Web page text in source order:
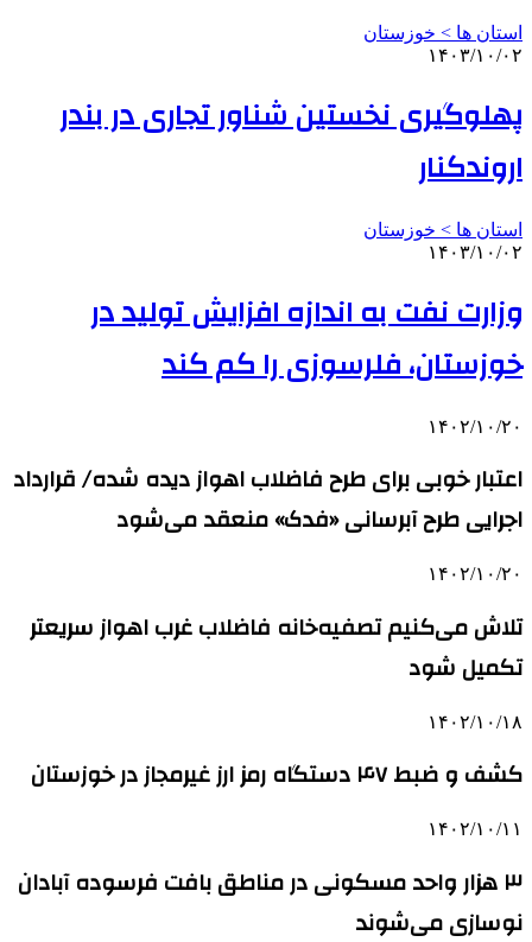
استان ها > خوزستان
۱۴۰۳/۱۰/۰۲
پهلوگیری نخستین شناور تجاری در بندر
اروندکنار
استان ها > خوزستان
۱۴۰۳/۱۰/۰۲
وزارت نفت به اندازه افزایش تولید در
خوزستان، فلرسوزی را کم کند
۱۴۰۲/۱۰/۲۰
اعتبار خوبی برای طرح فاضلاب اهواز دیده شده/ قرارداد
اجرایی طرح آبرسانی «فدک» منعقد می‌شود
۱۴۰۲/۱۰/۲۰
تلاش می‌کنیم تصفیه‌خانه فاضلاب غرب اهواز سریعتر
تکمیل شود
۱۴۰۲/۱۰/۱۸
کشف و ضبط ۴۷ دستگاه رمز ارز غیرمجاز در خوزستان
۱۴۰۲/۱۰/۱۱
۳ هزار واحد مسکونی در مناطق بافت فرسوده آبادان
نوسازی می‌شوند